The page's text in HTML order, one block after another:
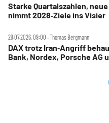
Starke Quartalszahlen,
nimmt 2028‑Ziele ins Visier
29.07.2026, 09:00 ‧ Thomas Bergmann
DAX trotz Iran‑Angriff
Bank, Nordex, Porsche AG